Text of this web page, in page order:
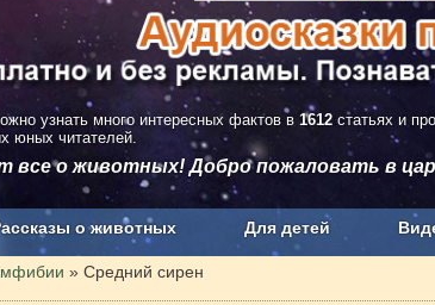
узнать много интересных фактов в 1612 статьях и
юных читателей.
все о животных! Добро пожаловать в
о животных Для детей
О проекте
» Cредний сирен